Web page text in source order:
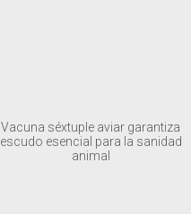
Vacuna séxtuple aviar garantiza
escudo esencial para la sanidad
animal